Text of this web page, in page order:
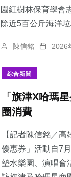
園紅樹林保育學會
除近5百公斤海洋
陳信銘 2026
綜合新聞
「旗津X哈瑪
圈消費
【記者陳信銘／
優惠券」活動自7
墊水樂園、演唱會